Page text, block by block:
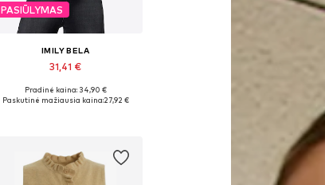
PASIŪLYMAS
IMILY BELA
31,41 €
Galimi dydžiai: S, M, L, XL, XXL
Pradinė kaina: 34,90 €
Paskutinė mažiausia kaina:27,92 €